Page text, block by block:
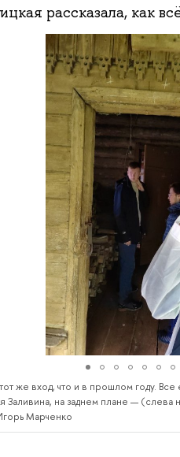
рассказала, как
же вход, что и в прошлом году.
Заливина, на заднем плане —
Марченко